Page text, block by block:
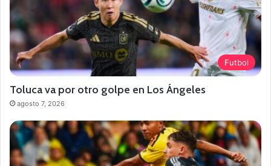
Futbol
Toluca va por otro golpe en Los Ángeles
agosto 7, 2026